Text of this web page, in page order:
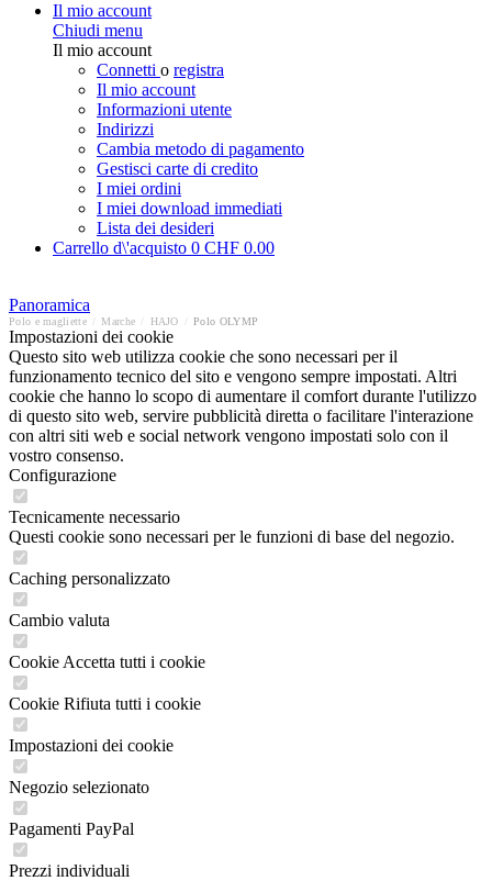
Il mio account
Chiudi menu
Il mio account
Connetti o registra
Il mio account
Informazioni utente
Indirizzi
Cambia metodo di pagamento
Gestisci carte di credito
I miei ordini
I miei download immediati
Lista dei desideri
Carrello d\'acquisto 0 CHF 0.00
Panoramica
Polo e magliette Marche HAJO Polo OLYMP
Impostazioni dei cookie
Questo sito web utilizza cookie che sono necessari per il
funzionamento tecnico del sito e vengono sempre impostati. Altri
cookie che hanno lo scopo di aumentare il comfort durante l'utilizzo
di questo sito web, servire pubblicità diretta o facilitare l'interazione
con altri siti web e social network vengono impostati solo con il
vostro consenso.
Configurazione
Tecnicamente necessario
Questi cookie sono necessari per le funzioni di base del negozio.
Caching personalizzato
Cambio valuta
Cookie Accetta tutti i cookie
Cookie Rifiuta tutti i cookie
Impostazioni dei cookie
Negozio selezionato
Pagamenti PayPal
Prezzi individuali